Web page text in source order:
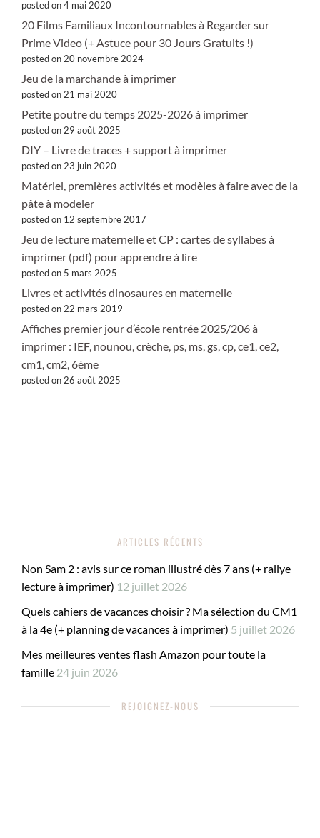
posted on 4 mai 2020
20 Films Familiaux Incontournables à Regarder sur
Prime Video (+ Astuce pour 30 Jours Gratuits !)
posted on 20 novembre 2024
Jeu de la marchande à imprimer
posted on 21 mai 2020
Petite poutre du temps 2025-2026 à imprimer
posted on 29 août 2025
DIY – Livre de traces + support à imprimer
posted on 23 juin 2020
Matériel, premières activités et modèles à faire avec de la
pâte à modeler
posted on 12 septembre 2017
Jeu de lecture maternelle et CP : cartes de syllabes à
imprimer (pdf) pour apprendre à lire
posted on 5 mars 2025
Livres et activités dinosaures en maternelle
posted on 22 mars 2019
Affiches premier jour d’école rentrée 2025/206 à
imprimer : IEF, nounou, crèche, ps, ms, gs, cp, ce1, ce2,
cm1, cm2, 6ème
posted on 26 août 2025
ARTICLES RÉCENTS
Non Sam 2 : avis sur ce roman illustré dès 7 ans (+ rallye
lecture à imprimer) 12 juillet 2026
Quels cahiers de vacances choisir ? Ma sélection du CM1
à la 4e (+ planning de vacances à imprimer) 5 juillet 2026
Mes meilleures ventes flash Amazon pour toute la
famille 24 juin 2026
REJOIGNEZ-NOUS